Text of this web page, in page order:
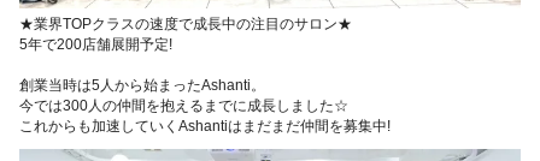
★業界TOPクラスの速度で成長中の注目のサロン★
5年で200店舗展開予定!
創業当時は5人から始まったAshanti。
今では300人の仲間を抱えるまでに成長しました☆
これからも加速していくAshantiはまだまだ仲間を募集中!